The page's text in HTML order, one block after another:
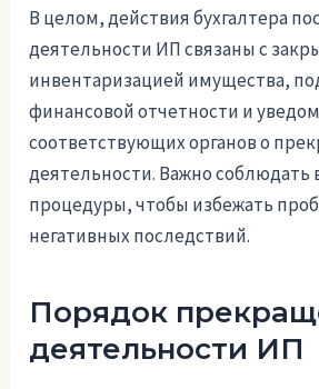
В целом, действия бухгалтера
деятельности ИП связаны с
инвентаризацией имущества,
финансовой отчетности и
соответствующих органов о
деятельности. Важно соблюдать
процедуры, чтобы избежать
негативных последствий.
Порядок
деятельности ИП